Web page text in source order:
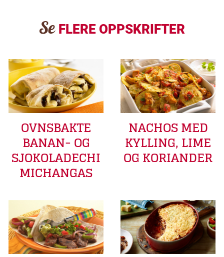
Se FLERE OPPSKRIFTER
OVNSBAKTE
BANAN- OG
SJOKOLADECHI
MICHANGAS
NACHOS MED
KYLLING, LIME
OG KORIANDER